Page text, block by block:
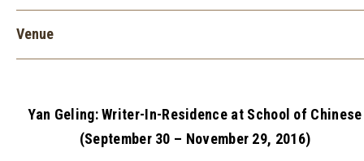
Venue
Yan Geling: Writer-In-Residence at School of Chinese
(September 30 – November 29, 2016)